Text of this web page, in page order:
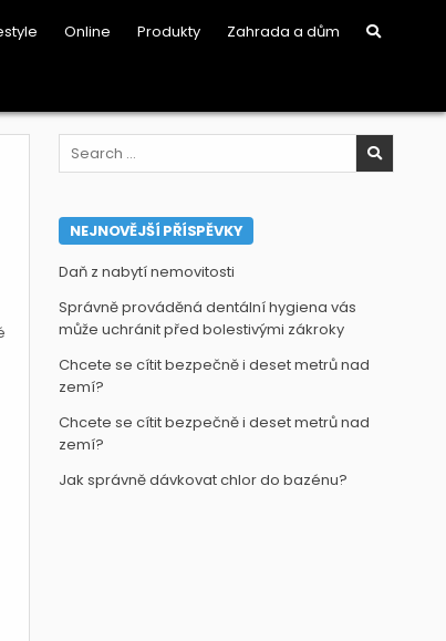
Online Produkty Zahrada a dům
Search
for:
NEJNOVĚJŠÍ PŘÍSPĚVKY
Daň z nabytí nemovitosti
Správně prováděná dentální hygiena vás
může uchránit před bolestivými zákroky
Chcete se cítit bezpečně i deset metrů nad
zemí?
Chcete se cítit bezpečně i deset metrů nad
zemí?
Jak správně dávkovat chlor do bazénu?